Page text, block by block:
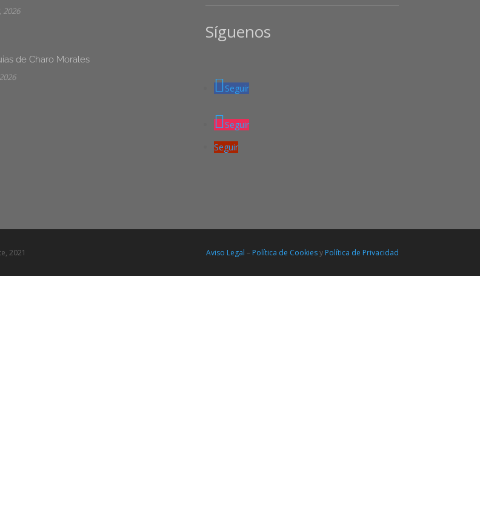
2026
de Charo Morales
Síguenos
Seguir
Seguir
Seguir
2021 Aviso Legal – Política de Cookiesy Política de Privacidad